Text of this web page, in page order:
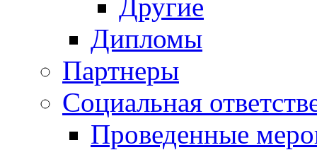
Другие
Дипломы
Партнеры
Социальная
Проведенные